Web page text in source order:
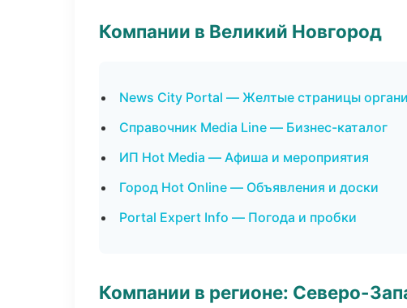
Компании в Великий Новгород
News City Portal — Желтые страницы
Справочник Media Line — Бизнес-каталог
ИП Hot Media — Афиша и мероприятия
Город Hot Online — Объявления и доски
Portal Expert Info — Погода и пробки
Компании в регионе: Северо-